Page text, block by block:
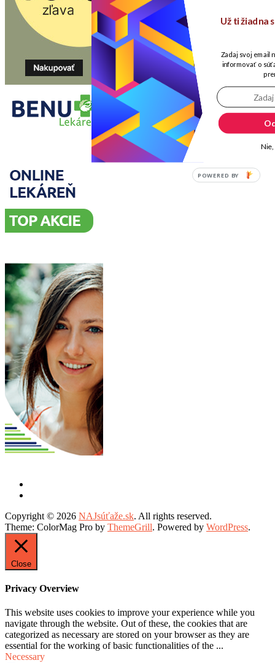
Copyright © 2026 NAJsúťaže.sk. All rights reserved.
Theme: ColorMag Pro by ThemeGrill. Powered by WordPress.
Close
Privacy Overview
This website uses cookies to improve your experience while you
navigate through the website. Out of these, the cookies that are
categorized as necessary are stored on your browser as they are
essential for the working of basic functionalities of the ...
Necessary
Už ti žiadna
Zadaj svoj email
informovať o